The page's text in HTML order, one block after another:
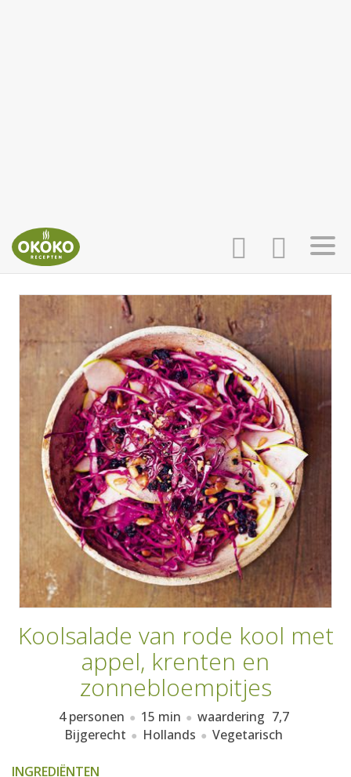
INLOGGEN
AANMELDEN
HOME
RECEPTEN
WEEKMENU'S
KOOKBOEKEN
Koolsalade van rode kool met
appel, krenten en
zonnebloempitjes
4 personen 15 min waardering 7,7
Bijgerecht
Hollands Vegetarisch
INGREDIËNTEN